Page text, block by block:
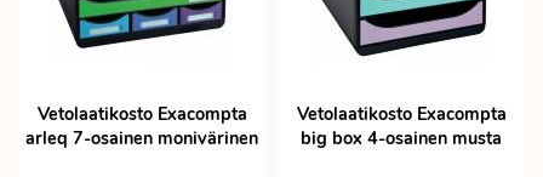
Vetolaatikosto Exacompta
arleq 7-osainen monivärinen
Vetolaatikosto Exacompta
big box 4-osainen musta